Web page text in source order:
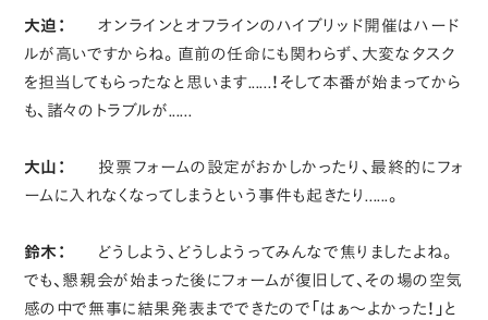
大迫：
オンラインとオフラインのハイブリッド開催はハード
ルが高いですからね。直前の任命にも関わらず、大変なタスク
を担当してもらったなと思います......！そして本番が始まってから
も、諸々のトラブルが......
大山：
投票フォームの設定がおかしかったり、最終的にフォ
ームに入れなくなってしまうという事件も起きたり......。
鈴木：
どうしよう、どうしようってみんなで焦りましたよね。
でも、懇親会が始まった後にフォームが復旧して、その場の空気
感の中で無事に結果発表までできたので「はぁ〜よかった！」と